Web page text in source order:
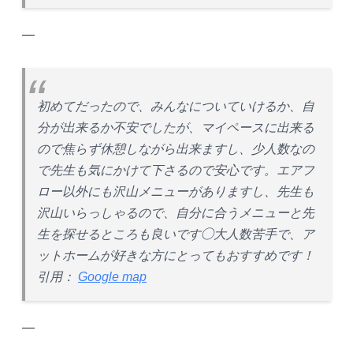
—
初めてだったので、みんなについていけるか、自
分が出来るか不安でしたが、マイペースに出来る
ので焦らず休憩しながら出来ますし、少人数なの
で先生も気にかけて下さるので安心です。エアフ
ロー以外にも沢山メニューがありますし、先生も
沢山いらっしゃるので、自分に合うメニューと先
生を探せるところも良いです◯大人数苦手で、ア
ットホームが好きな方にとってもおすすめです！
引用： Google map
—